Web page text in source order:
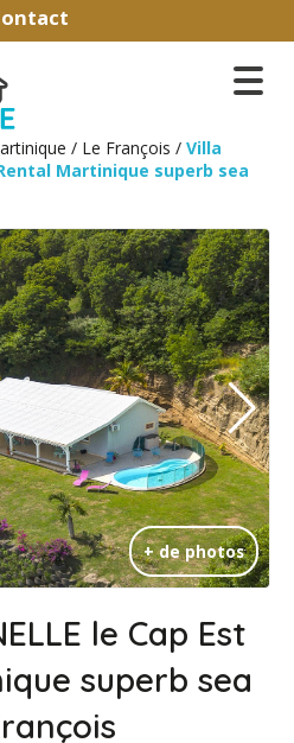
/ Le François / Villa
Rental Martinique superb sea
+ de photos
le Cap Est
superb sea